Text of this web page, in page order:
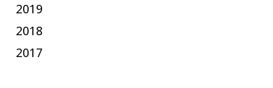
2019
2018
2017